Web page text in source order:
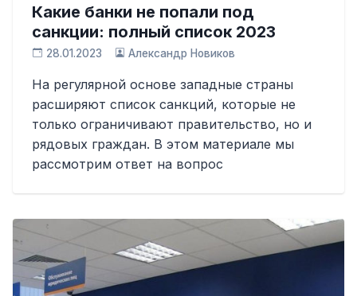
Какие банки не попали под
санкции: полный список 2023
28.01.2023 Александр Новиков
На регулярной основе западные страны
расширяют список санкций, которые не
только ограничивают правительство, но и
рядовых граждан. В этом материале мы
рассмотрим ответ на вопрос